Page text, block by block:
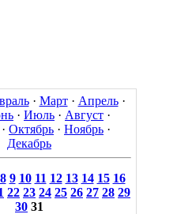
· Март· Апрель·
· Июль · Август ·
· Октябрь · Ноябрь ·
Декабрь
8 9 10 11 12 13 14 15 16
22 23 24 25 26 27 28 29
30 31